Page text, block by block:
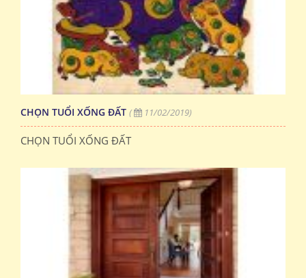
CHỌN TUỔI XỐNG ĐẤT ( 11/02/2019)
CHỌN TUỔI XỐNG ĐẤT